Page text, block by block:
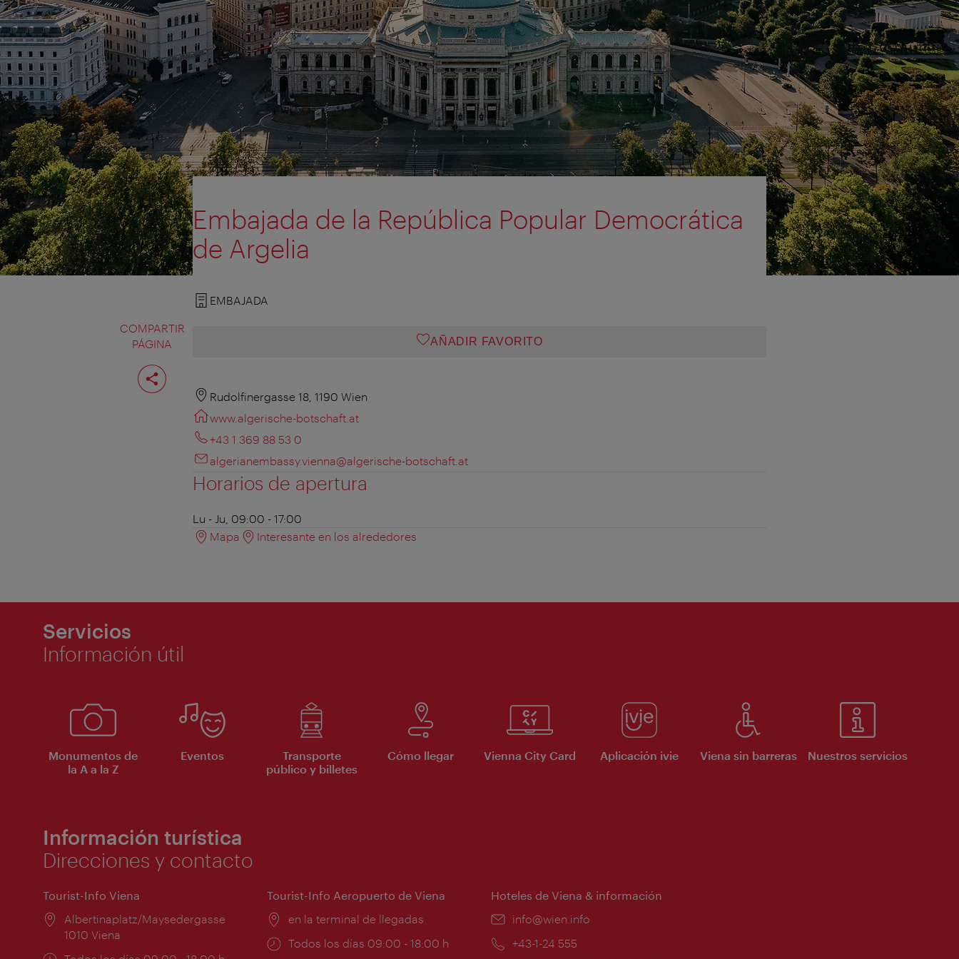
COMPARTIR
PÁGINA
Compartir
página
Embajada de la República Popular Democrática
de Argelia
EMBAJADA
AÑADIR FAVORITO
Rudolfinergasse 18, 1190 Wien
www.algerische-botschaft.at
+43 1 369 88 53 0
algerianembassy.vienna@algerische-botschaft.at
Horarios de apertura
Lu - Ju, 09:00 - 17:00
Mapa
Interesante en los alrededores
Servicios
Información útil
Monumentos de
la A a la Z
Eventos
Transporte
público y billetes
Cómo llegar Vienna City Card Aplicación ivie Viena sin barreras Nuestros servicios
Información turística
Direcciones y contacto
Tourist-Info Viena
Lugar:
Albertinaplatz/Maysedergasse
1010 Viena
Tourist-Info Aeropuerto de Viena
Lugar:
en la terminal de llegadas
Horarios
Todos los días 09:00 - 18:00 h
Hoteles de Viena & información
e-
info@wien.info
Teléfono:
+43-1-24 555